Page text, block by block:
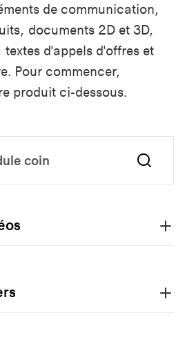
de communication,
documents 2D et 3D,
d'appels d'offres et
Pour commencer,
produit ci-dessous.